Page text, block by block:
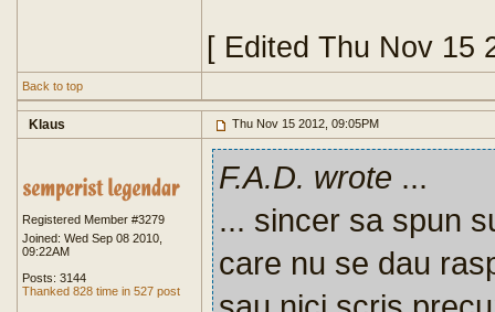
[ Edited Thu Nov 15
Back to top
Klaus Thu Nov 15 2012, 09:05PM
Registered Member #3279
Joined: Wed Sep 08 2010,
09:22AM
Posts: 3144
Thanked 828 time in 527 post
F.A.D. wrote ...
... sincer sa spun
care nu se dau